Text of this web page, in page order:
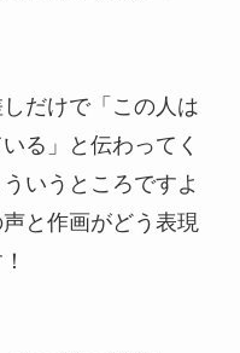
だけで「この人は
る」と伝わってく
いうところですよ
と作画がどう表現